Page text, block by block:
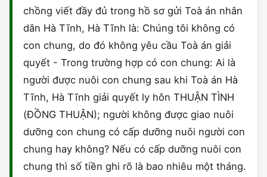
SỞ HỮU TRÍ TUỆ
HÌNH SỰ
HÔN NHÂN - GIA ĐÌNH
LAO ĐỘNG
SỞ HỮU TRÍ TUỆ
THỪA KẾ - DI CHÚC
THUẾ VÀ KẾ TOÁN
DOANH NGHIỆP
HỘ KINH DOANH
SỞ HỮU TRÍ TUỆ
LÝ LỊCH TƯ PHÁP
TRÍCH LỤC HỘ TỊCH
CÔNG BỐ SẢN PHẨM
HỢP ĐỒNG
TỐ TỤNG
KHÁC
chồng viết đầy đủ trong hồ sơ gửi Toà án nhân
dân Hà Tĩnh, Hà Tĩnh là: Chúng tôi không có
con chung, do đó không yêu cầu Toà án giải
quyết - Trong trường hợp có con chung: Ai là
người được nuôi con chung sau khi Toà án Hà
Tĩnh, Hà Tĩnh giải quyết ly hôn THUẬN TÌNH
(ĐỒNG THUẬN); người không được giao nuôi
dưỡng con chung có cấp dưỡng nuôi người con
chung hay không? Nếu có cấp dưỡng nuôi con
chung thì số tiền ghi rõ là bao nhiêu một tháng.